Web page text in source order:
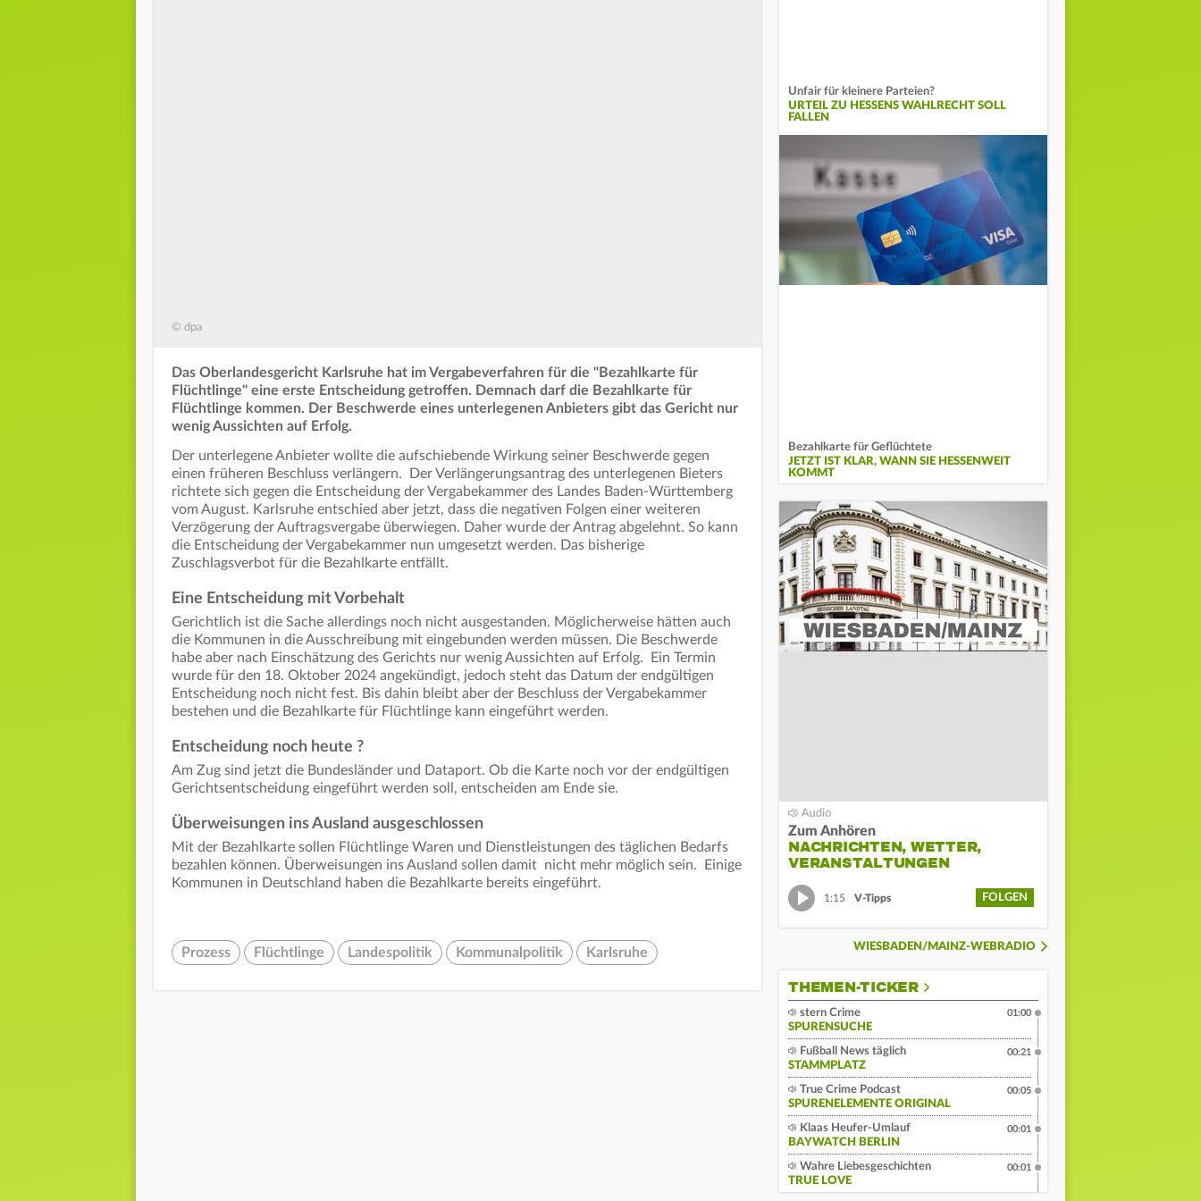
© dpa
Das Oberlandesgericht Karlsruhe hat im Vergabeverfahren für die "Bezahlkarte für
Flüchtlinge" eine erste Entscheidung getroffen. Demnach darf die Bezahlkarte für
Flüchtlinge kommen. Der Beschwerde eines unterlegenen Anbieters gibt das Gericht nur
wenig Aussichten auf Erfolg.
Der unterlegene Anbieter wollte die aufschiebende Wirkung seiner Beschwerde gegen
einen früheren Beschluss verlängern. Der Verlängerungsantrag des unterlegenen Bieters
richtete sich gegen die Entscheidung der Vergabekammer des Landes Baden-Württemberg
vom August. Karlsruhe entschied aber jetzt, dass die negativen Folgen einer weiteren
Verzögerung der Auftragsvergabe überwiegen. Daher wurde der Antrag abgelehnt. So kann
die Entscheidung der Vergabekammer nun umgesetzt werden. Das bisherige
Zuschlagsverbot für die Bezahlkarte entfällt.
Eine Entscheidung mit Vorbehalt
Gerichtlich ist die Sache allerdings noch nicht ausgestanden. Möglicherweise hätten auch
die Kommunen in die Ausschreibung mit eingebunden werden müssen. Die Beschwerde
habe aber nach Einschätzung des Gerichts nur wenig Aussichten auf Erfolg. Ein Termin
wurde für den 18. Oktober 2024 angekündigt, jedoch steht das Datum der endgültigen
Entscheidung noch nicht fest. Bis dahin bleibt aber der Beschluss der Vergabekammer
bestehen und die Bezahlkarte für Flüchtlinge kann eingeführt werden.
Entscheidung noch heute ?
Am Zug sind jetzt die Bundesländer und Dataport. Ob die Karte noch vor der endgültigen
Gerichtsentscheidung eingeführt werden soll, entscheiden am Ende sie.
Überweisungen ins Ausland ausgeschlossen
Mit der Bezahlkarte sollen Flüchtlinge Waren und Dienstleistungen des täglichen Bedarfs
bezahlen können. Überweisungen ins Ausland sollen damit nicht mehr möglich sein. Einige
Kommunen in Deutschland haben die Bezahlkarte bereits eingeführt.
Prozess Flüchtlinge Landespolitik Kommunalpolitik Karlsruhe
Unfair für kleinere Parteien?
URTEIL ZU HESSENS WAHLRECHT SOLL
FALLEN
Bezahlkarte für Geflüchtete
JETZT IST KLAR, WANN SIE HESSENWEIT
KOMMT
Zum Anhören
NACHRICHTEN, WETTER,
VERANSTALTUNGEN
1:15 V-Tipps FOLGEN
WIESBADEN/MAINZ-WEBRADIO
THEMEN-TICKER
stern Crime
SPURENSUCHE
01:00
Fußball News täglich
STAMMPLATZ
00:21
True Crime Podcast
SPURENELEMENTE ORIGINAL
00:05
Klaas Heufer-Umlauf
BAYWATCH BERLIN
00:01
Wahre Liebesgeschichten
TRUE LOVE
00:01